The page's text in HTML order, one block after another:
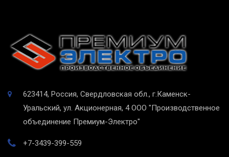
623414, Россия, Свердловская обл., г.Каменск-
Уральский, ул. Акционерная, 4 ООО "Производственное
объединение Премиум-Электро"
+7-3439-399-559